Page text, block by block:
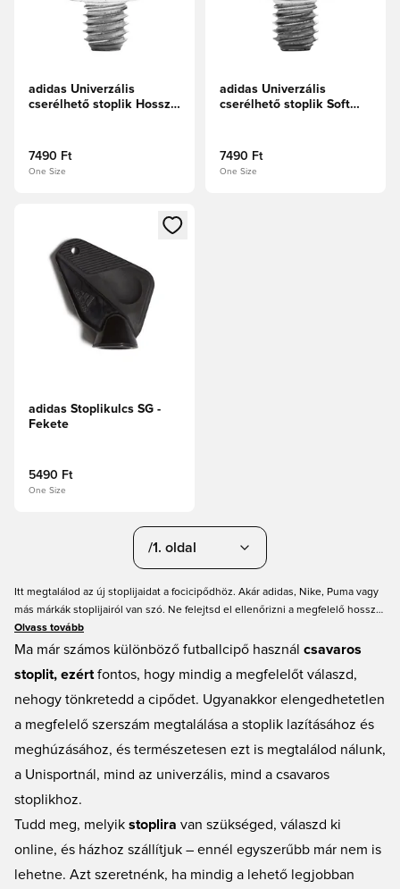
adidas Univerzális
cserélhető stoplik Hosszú
7490 Ft
One Size
adidas Univerzális
cserélhető stoplik Soft
7490 Ft
One Size
Megnyit egy modált a bejelentkezéshez vagy a tagként
adidas Stoplikulcs SG -
Fekete
5490 Ft
One Size
/1. oldal
Itt megtalálod az új stoplijaidat a focicipődhöz. Akár adidas, Nike, Puma vagy
más márkák stoplijairól van szó. Ne felejtsd el ellenőrizni a megfelelő hosszt
és talajtípust. Online rendelhetsz, ahol gyors szállítást és remek árakat
kínálunk.
Olvass tovább
Ma már számos különböző futballcipő használ csavaros
stoplit, ezért fontos, hogy mindig a megfelelőt válaszd,
nehogy tönkretedd a cipődet. Ugyanakkor elengedhetetlen
a megfelelő szerszám megtalálása a stoplik lazításához és
meghúzásához, és természetesen ezt is megtalálod nálunk,
a Unisportnál, mind az univerzális, mind a csavaros
stoplikhoz.
Tudd meg, melyik stoplira van szükséged, válaszd ki
online, és házhoz szállítjuk – ennél egyszerűbb már nem is
lehetne. Azt szeretnénk, ha mindig a lehető legjobban